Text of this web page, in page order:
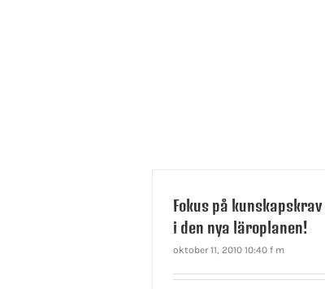
Fokus på kunskapskrav
i den nya läroplanen!
oktober 11, 2010 10:40 f m